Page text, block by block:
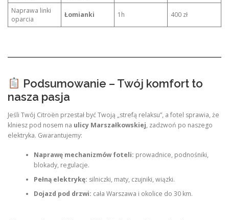
Naprawa linki
oparcia
Łomianki 1h 400 zł
Podsumowanie – Twój komfort to
nasza pasja
Jeśli Twój Citroën przestał być Twoją „strefą relaksu”, a fotel sprawia, że
klniesz pod nosem na ulicy Marszałkowskiej, zadzwoń po naszego
elektryka. Gwarantujemy:
Naprawę mechanizmów foteli: prowadnice, podnośniki,
blokady, regulacje.
Pełną elektrykę: silniczki, maty, czujniki, wiązki.
Dojazd pod drzwi: cała Warszawa i okolice do 30 km.